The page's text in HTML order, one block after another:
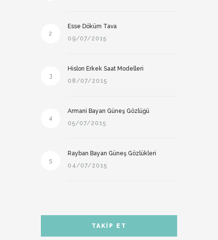
2
Esse Döküm Tava
09/07/2015
3
Hislon Erkek Saat Modelleri
08/07/2015
4
Armani Bayan Güneş Gözlüğü
05/07/2015
5
Rayban Bayan Güneş Gözlükleri
04/07/2015
TAKIP ET